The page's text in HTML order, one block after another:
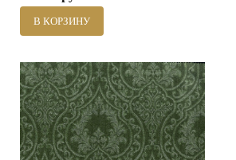
В КОРЗИНУ